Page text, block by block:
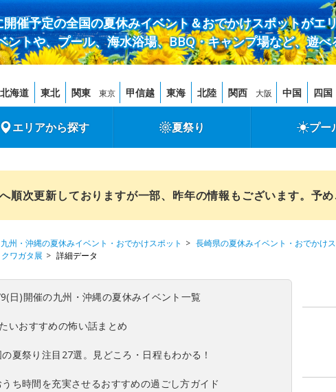
催予定の全国の夏休みイベント＆おでかけスポットがエ
ントや、プール、海水浴場、BBQ・キャンプ場など、遊
北海道 東北 関東 東京 甲信越 東海 北陸 関西 大阪 中国 四国
エリアから探す 夏祭り プー
順次更新しておりますが一部、昨年の情報もございます。予め
九州・沖縄の夏休みイベント・おでかけスポット 長崎県の夏休みイベント・おでかけ
ワガタ展
詳細データ
日)開催の九州・沖縄の夏休みイベント一覧
いおすすめの怖い話まとめ
の夏祭り注目27選。見どころ・日程もわかる！
うち時間を充実させるおすすめの過ごし方ガイド